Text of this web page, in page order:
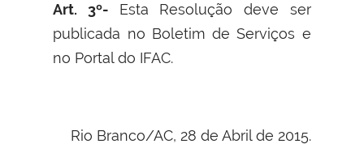
Art. 3º- Esta Resolução deve ser
publicada no Boletim de Serviços e
no Portal do IFAC.
Rio Branco/AC, 28 de Abril de 2015.